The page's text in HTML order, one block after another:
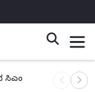
ಸಿಎಂ ನಾಳೆ